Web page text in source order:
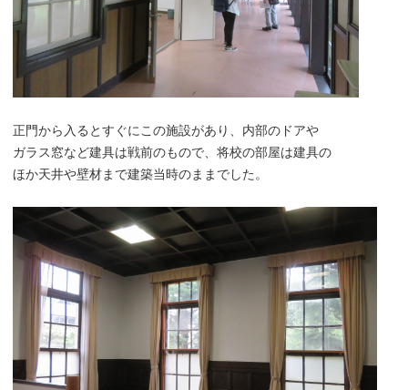
正門から入るとすぐにこの施設があり、内部のドアや
ガラス窓など建具は戦前のもので、将校の部屋は建具の
ほか天井や壁材まで建築当時のままでした。